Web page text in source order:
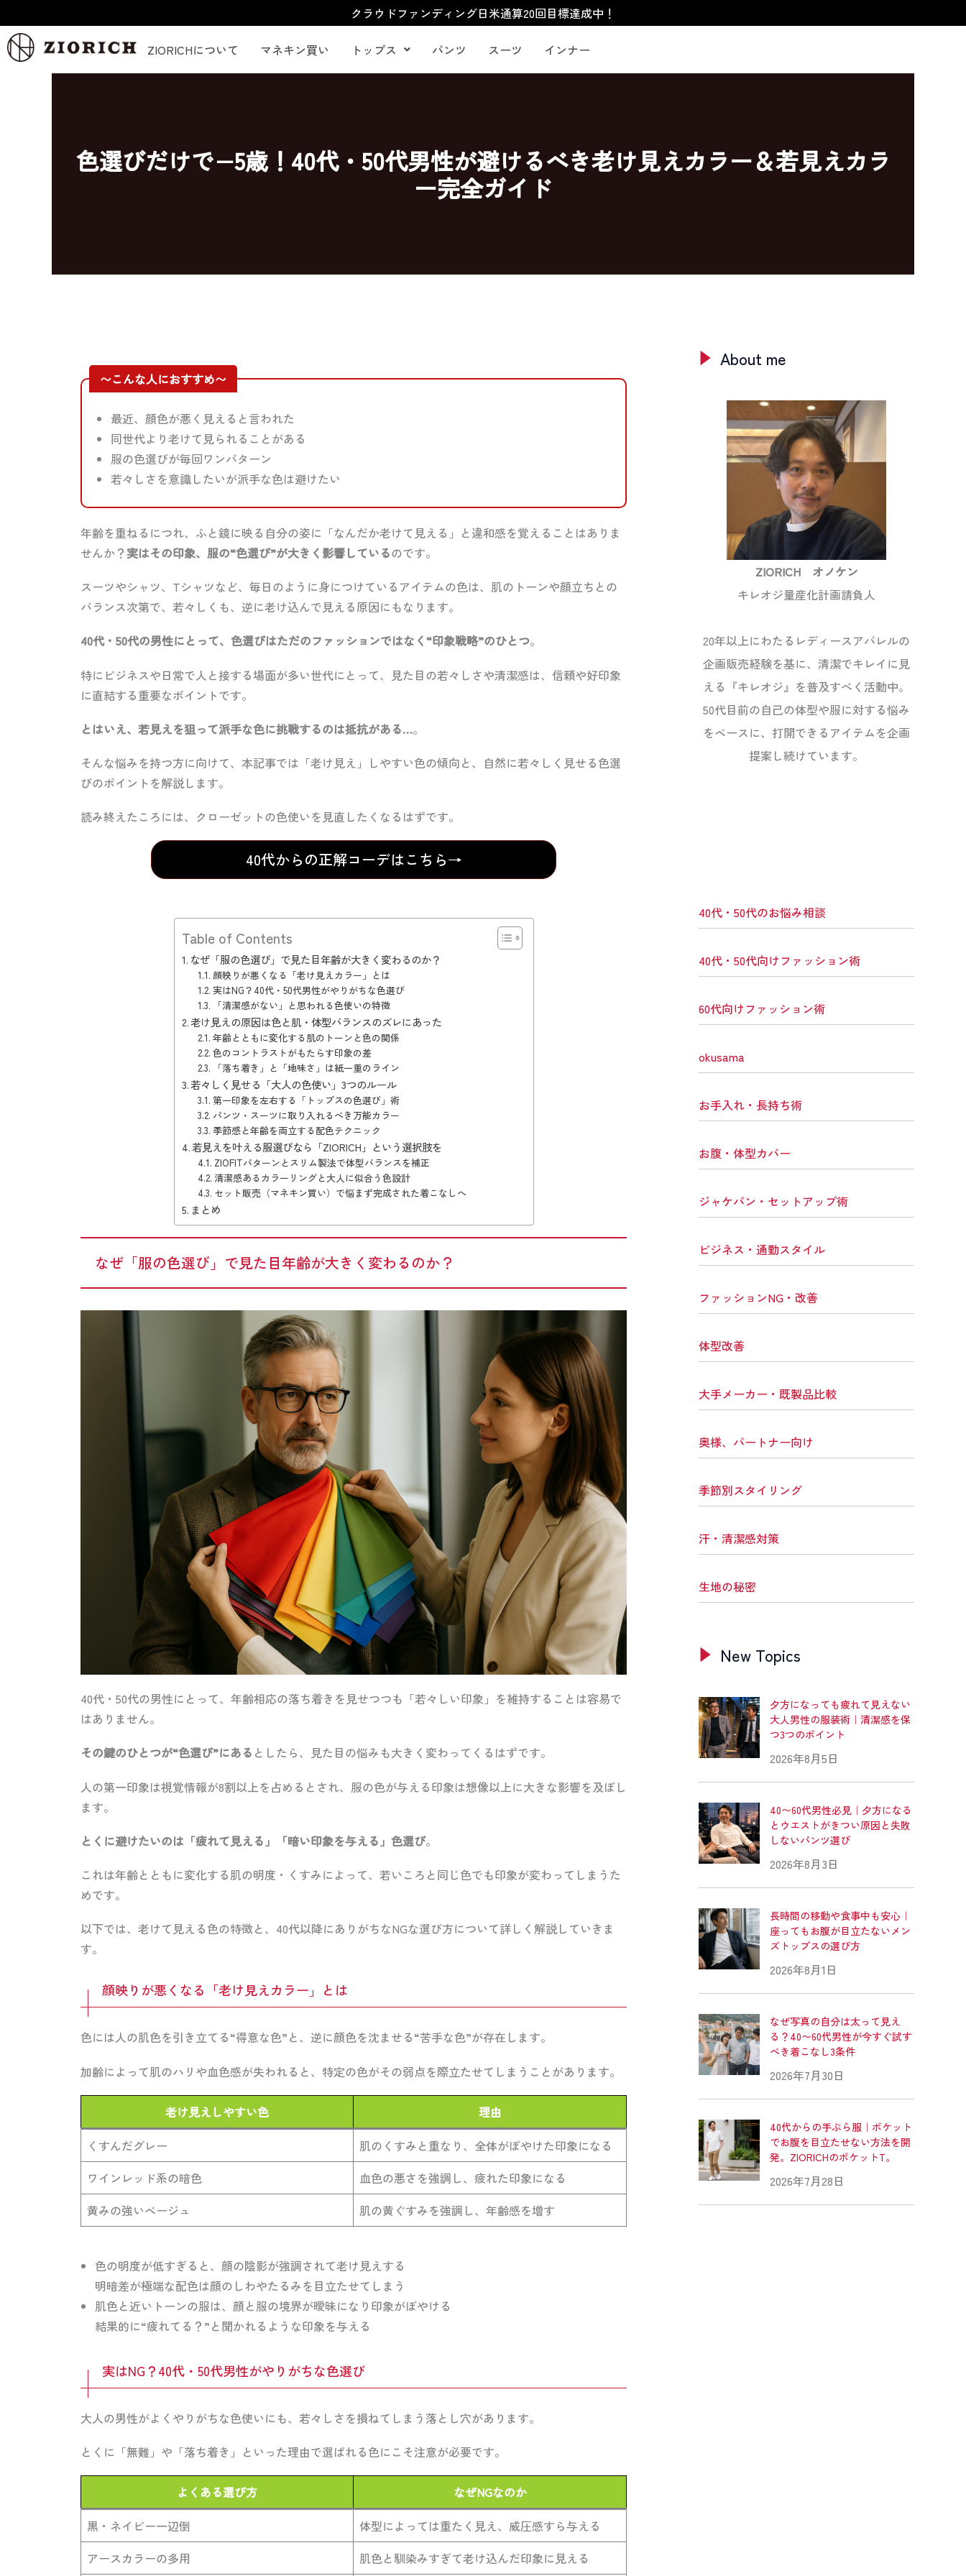
容
を
クラウドファンディング日米通算20回目標達成中！
ZIORICHについて マネキン買い トップス パンツ スーツ インナー
色選びだけで−5歳！40代・50代男性が避けるべき老け見えカラー＆若見えカラ
ー完全ガイド
〜こんな人におすすめ〜
最近、顔色が悪く見えると言われた
同世代より老けて見られることがある
服の色選びが毎回ワンパターン
若々しさを意識したいが派手な色は避けたい
年齢を重ねるにつれ、ふと鏡に映る自分の姿に「なんだか老けて見える」と違和感を覚えることはありま
せんか？実はその印象、服の“色選び”が大きく影響しているのです。
スーツやシャツ、Tシャツなど、毎日のように身につけているアイテムの色は、肌のトーンや顔立ちとの
バランス次第で、若々しくも、逆に老け込んで見える原因にもなります。
40代・50代の男性にとって、色選びはただのファッションではなく“印象戦略”のひとつ。
特にビジネスや日常で人と接する場面が多い世代にとって、見た目の若々しさや清潔感は、信頼や好印象
に直結する重要なポイントです。
とはいえ、若見えを狙って派手な色に挑戦するのは抵抗がある…。
そんな悩みを持つ方に向けて、本記事では「老け見え」しやすい色の傾向と、自然に若々しく見せる色選
びのポイントを解説します。
読み終えたころには、クローゼットの色使いを見直したくなるはずです。
40代からの正解コーデはこちら→
Table of Contents
なぜ「服の色選び」で見た目年齢が大きく変わるのか？
顔映りが悪くなる「老け見えカラー」とは
実はNG？40代・50代男性がやりがちな色選び
「清潔感がない」と思われる色使いの特徴
老け見えの原因は色と肌・体型バランスのズレにあった
年齢とともに変化する肌のトーンと色の関係
色のコントラストがもたらす印象の差
「落ち着き」と「地味さ」は紙一重のライン
若々しく見せる「大人の色使い」3つのルール
第一印象を左右する「トップスの色選び」術
パンツ・スーツに取り入れるべき万能カラー
季節感と年齢を両立する配色テクニック
若見えを叶える服選びなら「ZIORICH」という選択肢を
ZIOFITパターンとスリム製法で体型バランスを補正
清潔感あるカラーリングと大人に似合う色設計
セット販売（マネキン買い）で悩まず完成された着こなしへ
まとめ
なぜ「服の色選び」で見た目年齢が大きく変わるのか？
40代・50代の男性にとって、年齢相応の落ち着きを見せつつも「若々しい印象」を維持することは容易で
はありません。
その鍵のひとつが“色選び”にある としたら、見た目の悩みも大きく変わってくるはずです。
人の第一印象は視覚情報が8割以上を占めるとされ、服の色が与える印象は想像以上に大きな影響を及ぼし
ます。
とくに避けたいのは「疲れて見える」「暗い印象を与える」色選び。
これは年齢とともに変化する肌の明度・くすみによって、若いころと同じ色でも印象が変わってしまうた
めです。
以下では、老けて見える色の特徴と、40代以降にありがちなNGな選び方について詳しく解説していきま
す。
顔映りが悪くなる「老け見えカラー」とは
色には人の肌色を引き立てる“得意な色”と、逆に顔色を沈ませる“苦手な色”が存在します。
加齢によって肌のハリや血色感が失われると、特定の色がその弱点を際立たせてしまうことがあります。
老け見えしやすい色
理由
くすんだグレー
肌のくすみと重なり、全体がぼやけた印象になる
ワインレッド系の暗色
血色の悪さを強調し、疲れた印象になる
黄みの強いベージュ
肌の黄ぐすみを強調し、年齢感を増す
色の明度が低すぎると、顔の陰影が強調されて老け見えする
明暗差が極端な配色は顔のしわやたるみを目立たせてしまう
肌色と近いトーンの服は、顔と服の境界が曖昧になり印象がぼやける
結果的に“疲れてる？”と聞かれるような印象を与える
実はNG？40代・50代男性がやりがちな色選び
大人の男性がよくやりがちな色使いにも、若々しさを損ねてしまう落とし穴があります。
とくに「無難」や「落ち着き」といった理由で選ばれる色にこそ注意が必要です。
よくある選び方
なぜNGなのか
黒・ネイビー一辺倒
体型によっては重たく見え、威圧感すら与える
アースカラーの多用
肌色と馴染みすぎて老け込んだ印象に見える
About me
ZIORICH オノケン
キレオジ量産化計画請負人
20年以上にわたるレディースアパレルの
企画販売経験を基に、清潔でキレイに見
える『キレオジ』を普及すべく活動中。
50代目前の自己の体型や服に対する悩み
をベースに、打開できるアイテムを企画
提案し続けています。
40代・50代のお悩み相談
40代・50代向けファッション術
60代向けファッション術
okusama
お手入れ・長持ち術
お腹・体型カバー
ジャケパン・セットアップ術
ビジネス・通勤スタイル
ファッションNG・改善
体型改善
大手メーカー・既製品比較
奥様、パートナー向け
季節別スタイリング
汗・清潔感対策
生地の秘密
New Topics
夕方になっても疲れて見えない
大人男性の服装術｜清潔感を保
つ3つのポイント
2026年8月5日
40〜60代男性必見｜夕方になる
とウエストがきつい原因と失敗
しないパンツ選び
2026年8月3日
長時間の移動や食事中も安心｜
座ってもお腹が目立たないメン
ズトップスの選び方
2026年8月1日
なぜ写真の自分は太って見え
る？40〜60代男性が今すぐ試す
べき着こなし3条件
2026年7月30日
40代からの手ぶら服｜ポケット
でお腹を目立たせない方法を開
発。ZIORICHのポケットT。
2026年7月28日